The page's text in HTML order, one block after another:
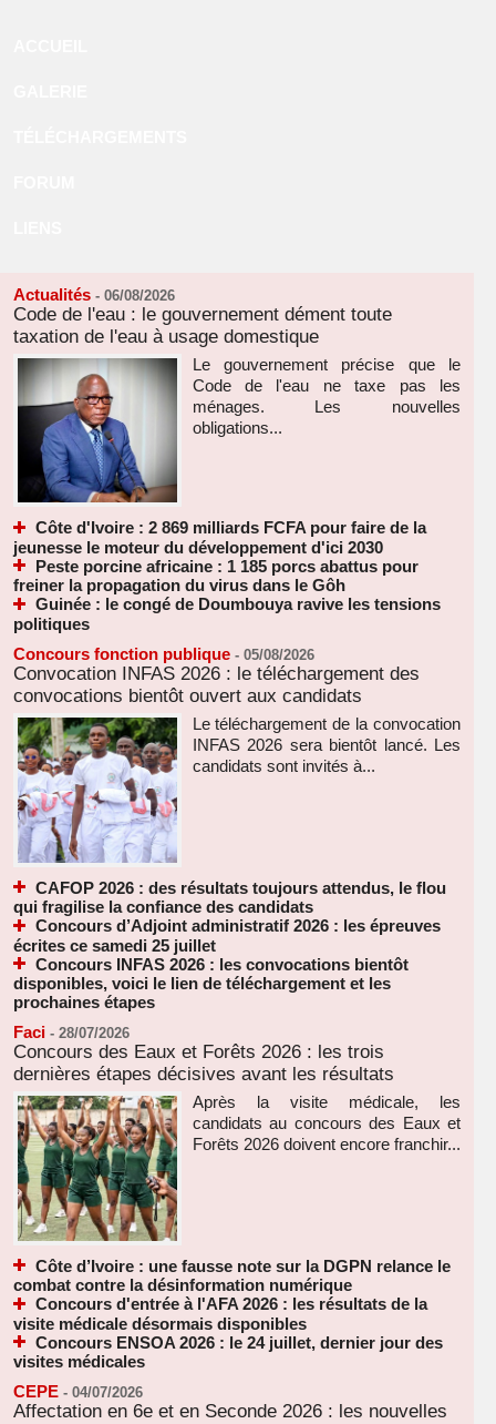
Actualités - 06/08/2026
Code de l'eau : le gouvernement dément toute
taxation de l'eau à usage domestique
Le gouvernement précise que le
Code de l'eau ne taxe pas les
ménages. Les nouvelles
obligations...
Côte d'Ivoire : 2 869 milliards FCFA pour faire de la
jeunesse le moteur du développement d'ici 2030
Peste porcine africaine : 1 185 porcs abattus pour
freiner la propagation du virus dans le Gôh
Guinée : le congé de Doumbouya ravive les tensions
politiques
Concours fonction publique - 05/08/2026
Convocation INFAS 2026 : le téléchargement des
convocations bientôt ouvert aux candidats
Le téléchargement de la convocation
INFAS 2026 sera bientôt lancé. Les
candidats sont invités à...
CAFOP 2026 : des résultats toujours attendus, le flou
qui fragilise la confiance des candidats
Concours d’Adjoint administratif 2026 : les épreuves
écrites ce samedi 25 juillet
Concours INFAS 2026 : les convocations bientôt
disponibles, voici le lien de téléchargement et les
prochaines étapes
Faci - 28/07/2026
Concours des Eaux et Forêts 2026 : les trois
dernières étapes décisives avant les résultats
Après la visite médicale, les
candidats au concours des Eaux et
Forêts 2026 doivent encore franchir...
Côte d’Ivoire : une fausse note sur la DGPN relance le
combat contre la désinformation numérique
Concours d'entrée à l'AFA 2026 : les résultats de la
visite médicale désormais disponibles
Concours ENSOA 2026 : le 24 juillet, dernier jour des
visites médicales
CEPE - 04/07/2026
Affectation en 6e et en Seconde 2026 : les nouvelles